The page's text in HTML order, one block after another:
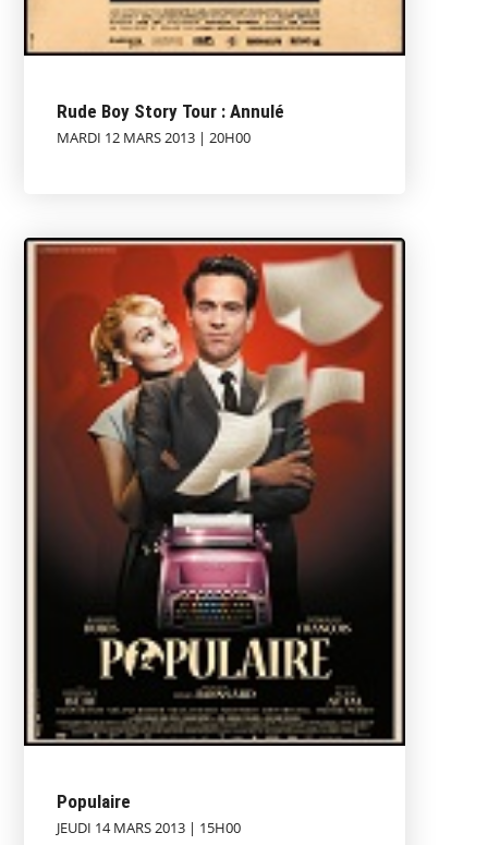
Rude Boy Story Tour : Annulé
MARDI 12 MARS 2013 | 20H00
Populaire
JEUDI 14 MARS 2013 | 15H00